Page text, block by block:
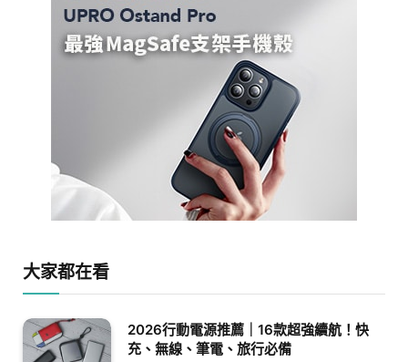
大家都在看
2026行動電源推薦｜16款超強續航！快
充、無線、筆電、旅行必備